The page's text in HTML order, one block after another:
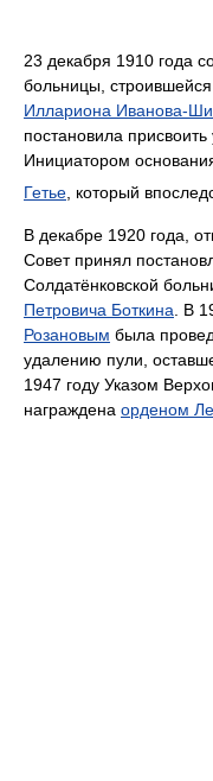
23 декабря 1910 года
больницы, строившейся
Иллариона Иванова-
постановила
Инициатором
Гетье , который
В декабре 1920 года,
Совет принял
Солдатёнковской
Петровича Боткина . В
Розановым была
удалению пули,
1947 году Указом
награждена орденом